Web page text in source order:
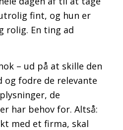
fint, og hun er
rolig. En ting ad
– ud på at skille den
fodre de relevante
de
har behov for. Altså:
med et firma, skal